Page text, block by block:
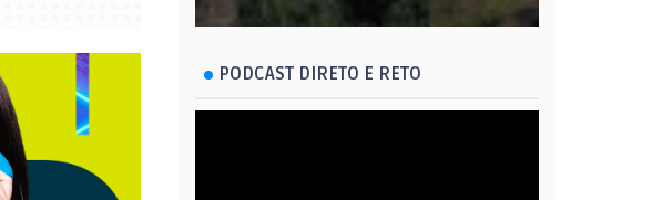
PODCAST DIRETO E RETO